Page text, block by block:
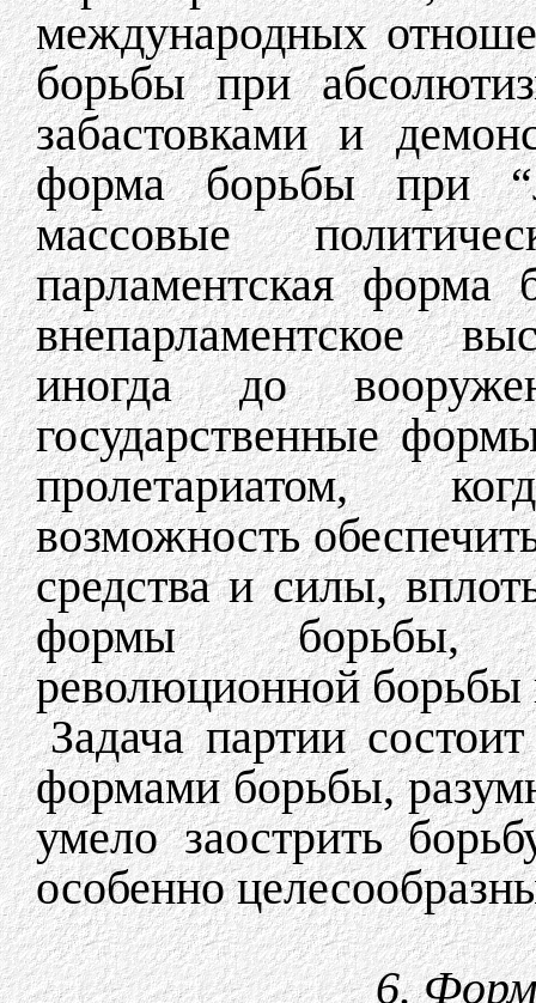
международных
борьбы при
забастовками и
форма борьбы при
массовые
парламентская
внепарламентское
иногда до
государственные
пролетариатом,
возможность
средства и силы,
формы борьбы,
революционной борьбы
Задача партии
формами борьбы,
умело заострить
особенно
6.